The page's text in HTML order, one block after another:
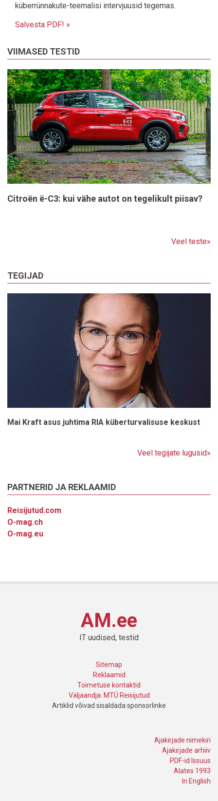
küberrünnakute-teemalisi intervjuusid tegemas.
Salvesta PDF! »
VIIMASED TESTID
Citroën ë-C3: kui vähe autot on tegelikult piisav?
Veel teste»
TEGIJAD
Mai Kraft asus juhtima RIA küberturvalisuse keskust
Veel tegijate lugusid»
PARTNERID JA REKLAAMID
Reisijutud.com
O-mag.ch
O-mag.eu
AM.ee
IT uudised, testid
Sitemap
Reklaamid
Toimetuse kontaktid
Väljaandja: MTÜ Reisijutud
Artiklid võivad sisaldada sponsorlinke
Ajakirjade nimekiri
Ajakirjade arhiiv
PDF-id Issuus
Alates 1993
In English